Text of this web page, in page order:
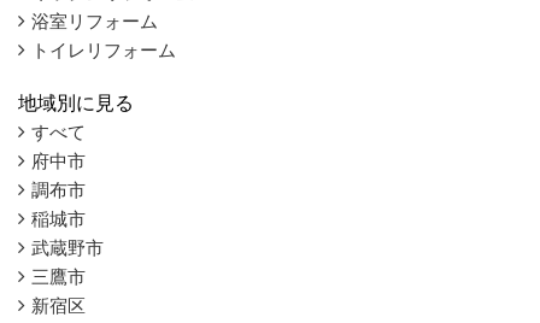
浴室リフォーム
トイレリフォーム
地域別に見る
すべて
府中市
調布市
稲城市
武蔵野市
三鷹市
新宿区